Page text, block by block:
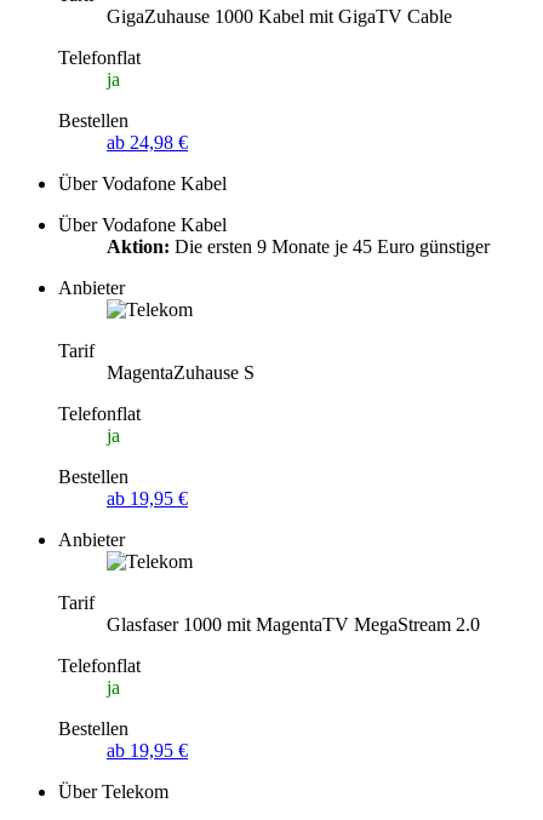
GigaZuhause 1000 Kabel mit GigaTV Cable
Telefonflat
ja
Bestellen
ab 24,98 €
Über Vodafone Kabel
Über Vodafone Kabel
Aktion: Die ersten 9 Monate je 45 Euro günstiger
Anbieter
Tarif
MagentaZuhause S
Telefonflat
ja
Bestellen
ab 19,95 €
Anbieter
Tarif
Glasfaser 1000 mit MagentaTV MegaStream 2.0
Telefonflat
ja
Bestellen
ab 19,95 €
Über Telekom